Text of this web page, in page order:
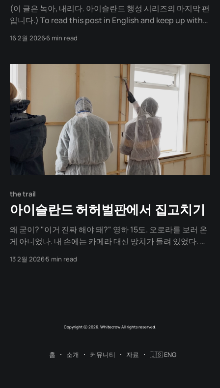
(이 글은 녹아, 내리다. 아이슬란드 행성 시리즈의 마지막 편
입니다.) To read this post in English and keep up with
하나 달라진다고 뭐 달라지겠어. 이 말을 처음 한 게 언제인
않았다는
16 2월 20266 min read
the trail
아이슬란드 허허벌판에서 집고치기
왜 굳이? "이거 진짜 해야 돼?" 영하 15도. 오로라를 보러 온
게 아니었나. 내 손에는 카메라 대신 망치가 들려 있었다. 우
나 기존 오두막으로는 감당이 안 된다고 했다. 우리는 2주 뒤
13 2월 20265 min read
Copyright ⓒ 2026. Whitecrow All rights reserved.
홈 소개 커뮤니티 자료 🇺🇸 ENG